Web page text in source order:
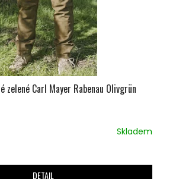
zelené Carl Mayer Rabenau Olivgrün
Skladem
DETAIL